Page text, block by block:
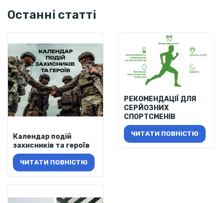
Останні статті
Календар подій
захисників та героїв
ЧИТАТИ ПОВНІСТЮ
РЕКОМЕНДАЦІЇ ДЛЯ
СЕРЙОЗНИХ
СПОРТСМЕНІВ
ЧИТАТИ ПОВНІСТЮ